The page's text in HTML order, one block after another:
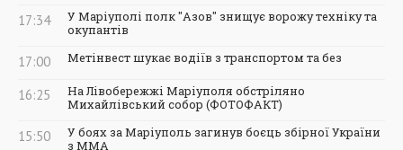
17:34
У Маріуполі полк "Азов" знищує ворожу техніку та
окупантів
17:00 Метінвест шукає водіїв з транспортом та без
16:25
На Лівобережжі Маріуполя обстріляно
Михайлівський собор (ФОТОФАКТ)
15:50
У боях за Маріуполь загинув боєць збірної України
з ММА